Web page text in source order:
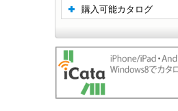
購入可能カタログ